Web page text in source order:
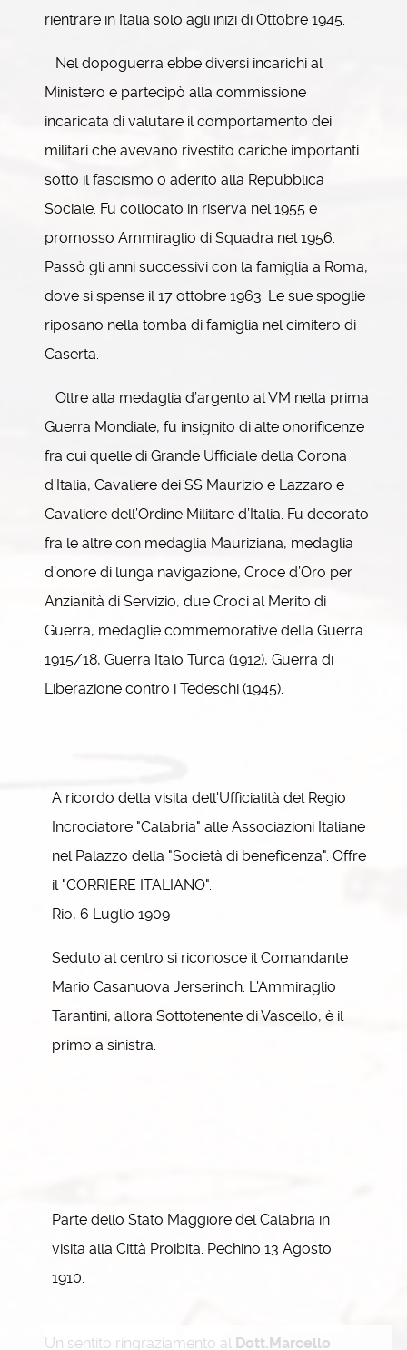
rientrare in Italia solo agli inizi di Ottobre 1945.
Nel dopoguerra ebbe diversi incarichi al
Ministero e partecipò alla commissione
incaricata di valutare il comportamento dei
militari che avevano rivestito cariche importanti
sotto il fascismo o aderito alla Repubblica
Sociale. Fu collocato in riserva nel 1955 e
promosso Ammiraglio di Squadra nel 1956.
Passò gli anni successivi con la famiglia a Roma,
dove si spense il 17 ottobre 1963. Le sue spoglie
riposano nella tomba di famiglia nel cimitero di
Caserta.
Oltre alla medaglia d’argento al VM nella prima
Guerra Mondiale, fu insignito di alte onorificenze
fra cui quelle di Grande Ufficiale della Corona
d’Italia, Cavaliere dei SS Maurizio e Lazzaro e
Cavaliere dell’Ordine Militare d’Italia. Fu decorato
fra le altre con medaglia Mauriziana, medaglia
d’onore di lunga navigazione, Croce d’Oro per
Anzianità di Servizio, due Croci al Merito di
Guerra, medaglie commemorative della Guerra
1915/18, Guerra Italo Turca (1912), Guerra di
Liberazione contro i Tedeschi (1945).
A ricordo della visita dell'Ufficialità del Regio
Incrociatore "Calabria" alle Associazioni Italiane
nel Palazzo della "Società di beneficenza". Offre
il "CORRIERE ITALIANO".
Rio, 6 Luglio 1909
Seduto al centro si riconosce il Comandante
Mario Casanuova Jerserinch. L'Ammiraglio
Tarantini, allora Sottotenente di Vascello, è il
primo a sinistra.
Parte dello Stato Maggiore del Calabria in
visita alla Città Proibita. Pechino 13 Agosto
1910.
Un sentito ringraziamento al Dott.Marcello